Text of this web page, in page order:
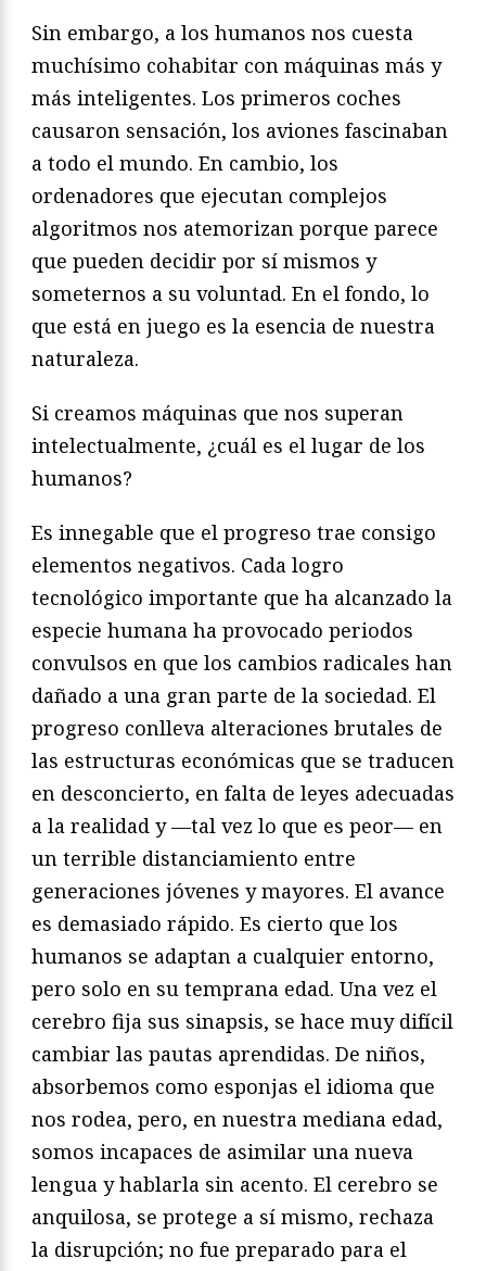
Sin embargo, a los humanos nos cuesta
muchísimo cohabitar con máquinas más y
más inteligentes. Los primeros coches
causaron sensación, los aviones fascinaban
a todo el mundo. En cambio, los
ordenadores que ejecutan complejos
algoritmos nos atemorizan porque parece
que pueden decidir por sí mismos y
someternos a su voluntad. En el fondo, lo
que está en juego es la esencia de nuestra
naturaleza.
Si creamos máquinas que nos superan
intelectualmente, ¿cuál es el lugar de los
humanos?
Es innegable que el progreso trae consigo
elementos negativos. Cada logro
tecnológico importante que ha alcanzado la
especie humana ha provocado periodos
convulsos en que los cambios radicales han
dañado a una gran parte de la sociedad. El
progreso conlleva alteraciones brutales de
las estructuras económicas que se traducen
en desconcierto, en falta de leyes adecuadas
a la realidad y —tal vez lo que es peor— en
un terrible distanciamiento entre
generaciones jóvenes y mayores. El avance
es demasiado rápido. Es cierto que los
humanos se adaptan a cualquier entorno,
pero solo en su temprana edad. Una vez el
cerebro fija sus sinapsis, se hace muy difícil
cambiar las pautas aprendidas. De niños,
absorbemos como esponjas el idioma que
nos rodea, pero, en nuestra mediana edad,
somos incapaces de asimilar una nueva
lengua y hablarla sin acento. El cerebro se
anquilosa, se protege a sí mismo, rechaza
la disrupción; no fue preparado para el